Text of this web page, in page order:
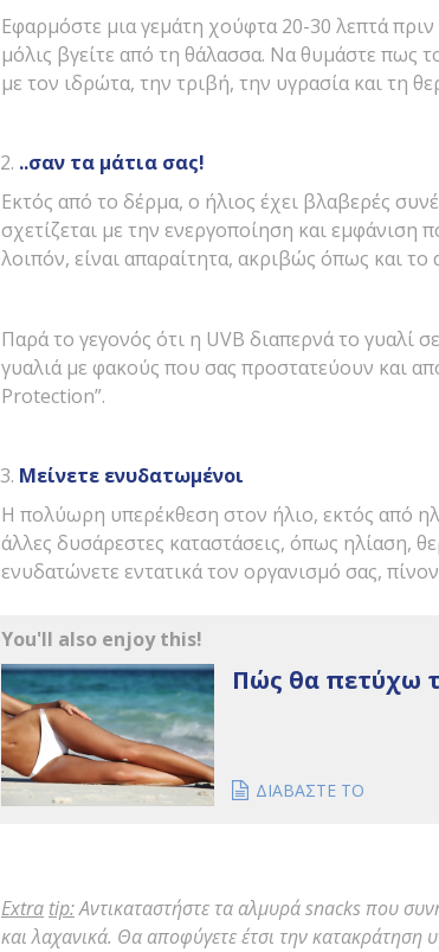
Εφαρμόστε μια γεμάτη χούφτα 20-30 λεπτά
μόλις βγείτε από τη θάλασσα. Να θυμάστε πως
με τον ιδρώτα, την τριβή, την υγρασία και τη
..σαν τα μάτια σας!
Εκτός από το δέρμα, ο ήλιος έχει βλαβερές
σχετίζεται με την ενεργοποίηση και
λοιπόν, είναι απαραίτητα, ακριβώς όπως και το
Παρά το γεγονός ότι η UVB διαπερνά το γυαλί
γυαλιά με φακούς που σας προστατεύουν και
Protection”.
Μείνετε ενυδατωμένοι
Η πολύωρη υπερέκθεση στον ήλιο, εκτός από
άλλες δυσάρεστες καταστάσεις, όπως ηλίαση,
ενυδατώνετε εντατικά τον οργανισμό σας,
You'll also enjoy this!
Πώς θα πετύχω
ΔΙΑΒΑΣΤΕ ΤΟ
Extra tip:Αντικαταστήστε τα αλμυράsnacks που
και λαχανικά. Θα αποφύγετε έτσι την κατακράτηση